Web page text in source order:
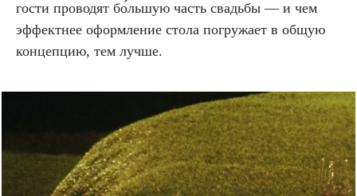
гости проводят бо́льшую часть свадьбы — и чем
эффектнее оформление стола погружает в общую
концепцию, тем лучше.